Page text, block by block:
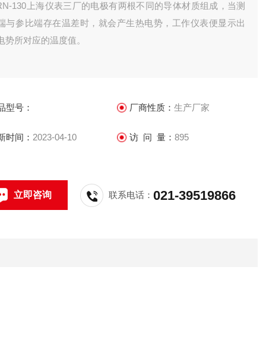
130上海仪表三厂的电极有两根不同的导体材质组成，当测
与参比端存在温差时，就会产生热电势，工作仪表便显示出
势所对应的温度值。
型号： 厂商性质： 生产厂家
时间： 2023-04-10 访 问 量： 895
立即咨询 联系电话：021-39519866